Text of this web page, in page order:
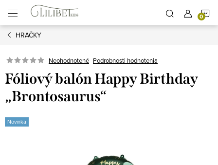
obsah
HRAČKY
Neohodnotené Podrobnosti hodnotenia
Fóliový balón Happy Birthday
„Brontosaurus“
Novinka